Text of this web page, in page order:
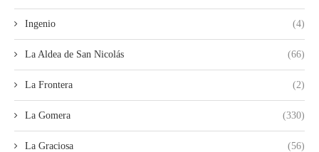
Ingenio (4)
La Aldea de San Nicolás (66)
La Frontera (2)
La Gomera (330)
La Graciosa (56)